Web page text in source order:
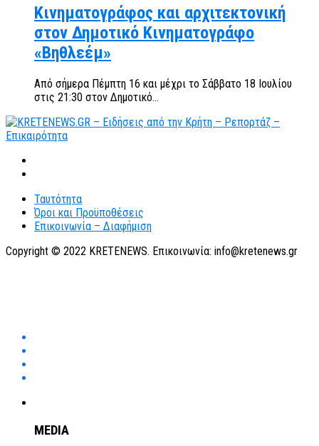
Κινηματογράφος και αρχιτεκτονική
στον Δημοτικό Κινηματογράφο
«Βηθλεέμ»
Από σήμερα Πέμπτη 16 και μέχρι το Σάββατο 18 Ιουλίου
στις 21:30 στον Δημοτικό...
Ταυτότητα
Όροι και Προϋποθέσεις
Επικοινωνία – Διαφήμιση
Copyright © 2022 KRETENEWS. Επικοινωνία: info@kretenews.gr
MEDIA